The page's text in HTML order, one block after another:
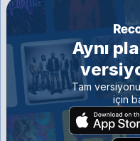
Aynı
Tam
için